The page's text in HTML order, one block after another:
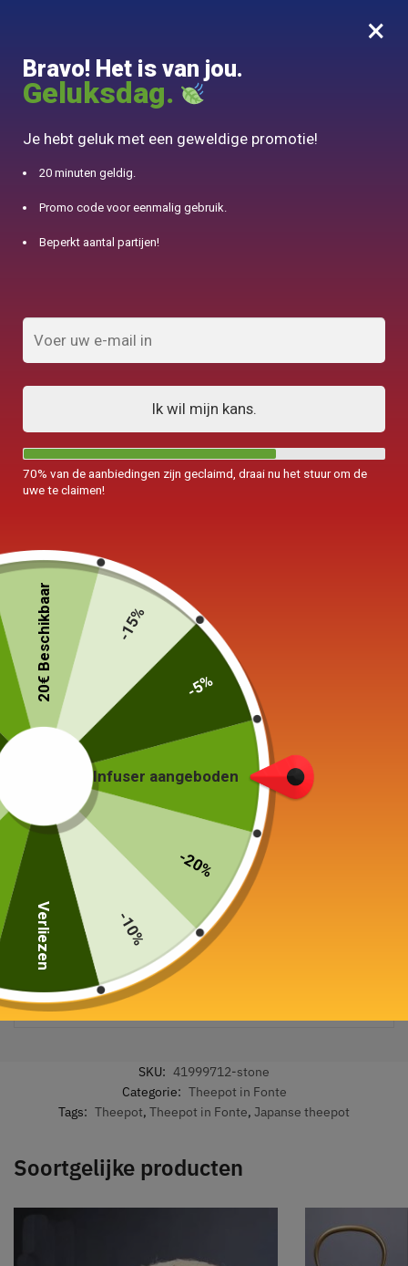
0
10% aangeboden voor 50€ aankopen met DJINN-code10
Originele 600ML gouden lettertype
Japanse theepot
89,90
19 in voorraad
In winkelwagen
Veilige betaling gegarandeerd
SKU: 41999712-stone
Categorie: Theepot in Fonte
Tags: Theepot, Theepot in Fonte, Japanse theepot
Soortgelijke producten
×
Bravo! Het is van jou.
Geluksdag.
Je hebt geluk met een geweldige promotie!
20 minuten geldig.
Promo code voor eenmalig gebruik.
Beperkt aantal partijen!
Ik wil mijn kans.
70% van de aanbiedingen zijn geclaimd, draai nu het stuur om de
uwe te claimen!
Infuser aangeboden
-20%
-10%
Verliezen
20€ Beschikbaar -15%
-5%